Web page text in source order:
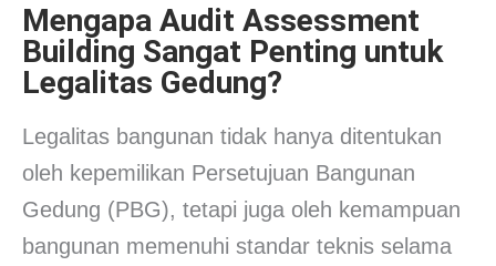
Mengapa Audit Assessment
Building Sangat Penting untuk
Legalitas Gedung?
Legalitas bangunan tidak hanya ditentukan
oleh kepemilikan Persetujuan Bangunan
Gedung (PBG), tetapi juga oleh kemampuan
bangunan memenuhi standar teknis selama